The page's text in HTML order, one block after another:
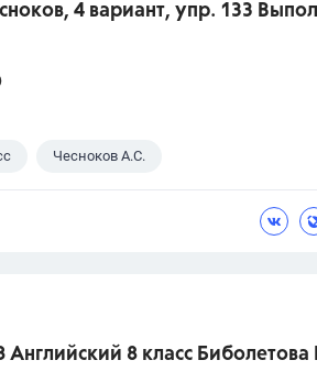
4 вариант, упр. 133
Чесноков А.С.
8 класс Биболетова